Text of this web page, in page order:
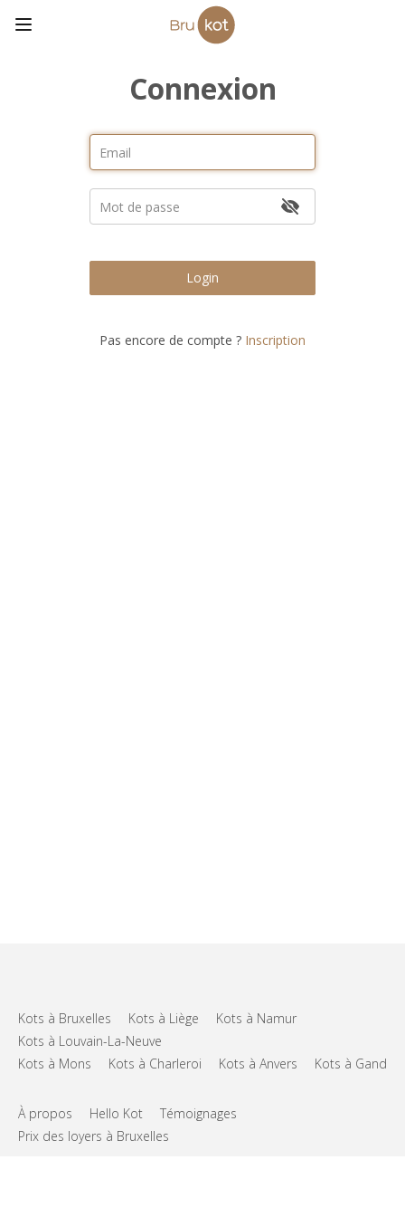
Connexion
Login
Pas encore de compte ? Inscription
Kots à Bruxelles Kots à Liège
Kots à Namur
Kots à Louvain-La-Neuve
Kots à Mons
Kots à Charleroi Kots à Anvers Kots à Gand
À propos Hello Kot
Témoignages
Prix des loyers à Bruxelles